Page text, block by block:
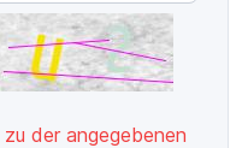
der angegebenen